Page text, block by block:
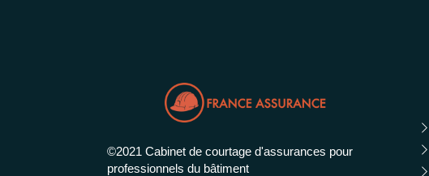
©2021 Cabinet de courtage d'assurances pour
professionnels du bâtiment